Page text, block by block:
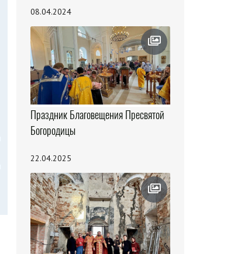
08.04.2024
Праздник Благовещения Пресвятой
Богородицы
22.04.2025